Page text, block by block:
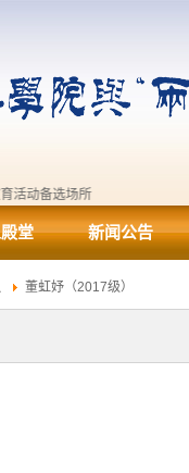
育活动备选场所
堂 新闻公告
董虹妤（2017级）